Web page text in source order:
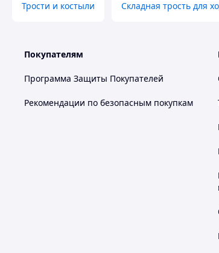
Трости и костыли Складная трость для
Покупателям
Программа Защиты Покупателей
Рекомендации по безопасным покупкам